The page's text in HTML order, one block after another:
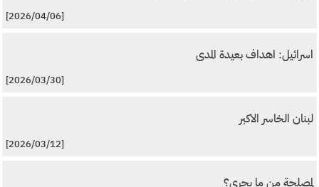
[2026/04/06]
اسرائيل: اهداف بعيدة المدى
[2026/03/30]
لبنان الخاسر الاكبر
[2026/03/12]
لمصلحة من ما يجري؟